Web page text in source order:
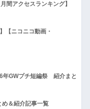
間アクセスランキング】
【ニコニコ動画・
年GWプチ短編祭 紹介まと
め＆紹介記事一覧